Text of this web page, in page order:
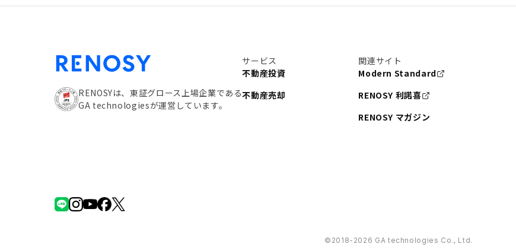
RENOSYは、東証グロース上場企業である
GA technologiesが運営しています。
サービス
不動産投資
不動産売却
関連サイト
Modern Standard
RENOSY 利諾喜
RENOSY マガジン
©︎2018-2026 GA technologies Co., Ltd.